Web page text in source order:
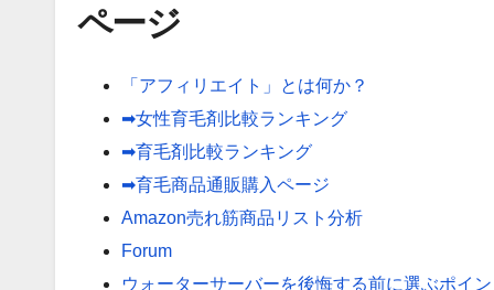
ページ
「アフィリエイト」とは何か？
➡女性育毛剤比較ランキング
➡育毛剤比較ランキング
➡育毛商品通販購入ページ
Amazon売れ筋商品リスト分析
Forum
ウォーターサーバーを後悔する前に選ぶポイ